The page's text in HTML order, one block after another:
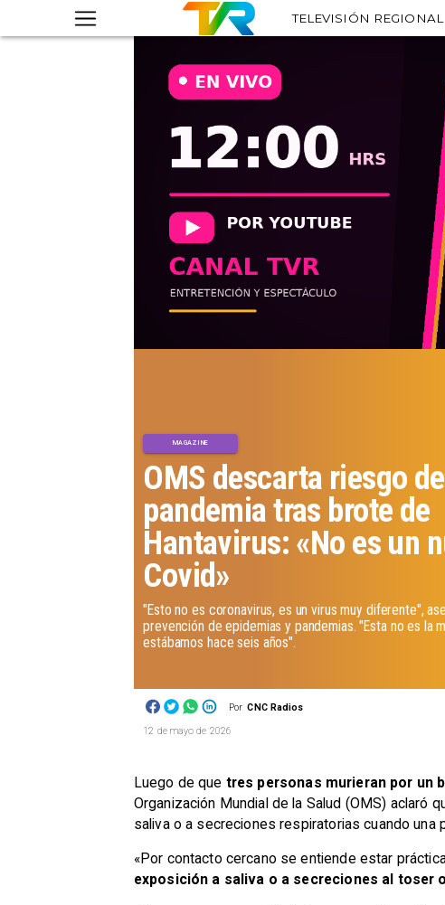
TELEVISIÓN
Por CNC Radios
OMS descarta riesgo de
pandemia tras brote de
Hantavirus: «No es un
Covid»
MAGAZINE
​"Esto no es coronavirus, es un virus muy diferente",
prevención de epidemias y pandemias. "Esta no es la
estábamos hace seis años".
12 de mayo de 2026
Luego de que tres personas murieran por un
Organización Mundial de la Salud (OMS) aclaró
saliva o a secreciones respiratorias cuando
«Por contacto cercano se entiende estar
exposición a saliva o a secreciones al toser